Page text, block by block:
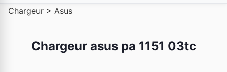
Chargeur > Asus
Chargeur asus pa 1151 03tc